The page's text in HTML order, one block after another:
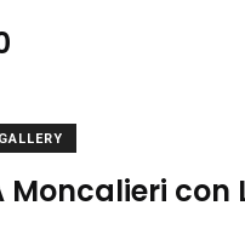
GALLERY
Moncalieri con